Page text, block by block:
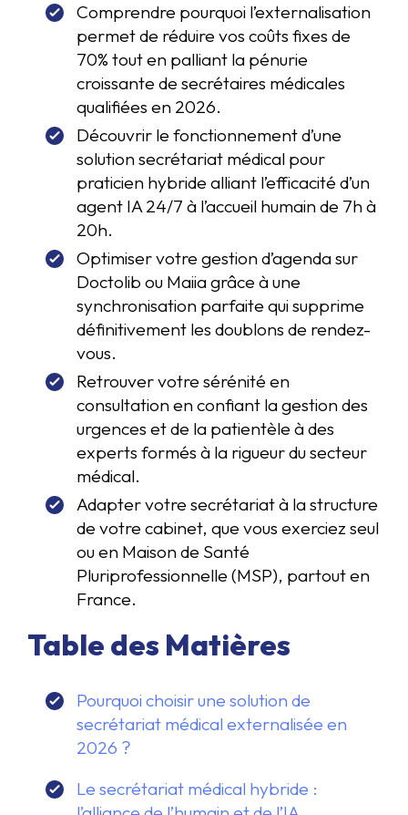
Comprendre pourquoi l’externalisation
permet de réduire vos coûts fixes de
70% tout en palliant la pénurie
croissante de secrétaires médicales
qualifiées en 2026.
Découvrir le fonctionnement d’une
solution secrétariat médical pour
praticien hybride alliant l’efficacité d’un
agent IA 24/7 à l’accueil humain de 7h à
20h.
Optimiser votre gestion d’agenda sur
Doctolib ou Maiia grâce à une
synchronisation parfaite qui supprime
définitivement les doublons de rendez-
vous.
Retrouver votre sérénité en
consultation en confiant la gestion des
urgences et de la patientèle à des
experts formés à la rigueur du secteur
médical.
Adapter votre secrétariat à la structure
de votre cabinet, que vous exerciez seul
ou en Maison de Santé
Pluriprofessionnelle (MSP), partout en
France.
Table des Matières
Pourquoi choisir une solution de
secrétariat médical externalisée en
2026 ?
Le secrétariat médical hybride :